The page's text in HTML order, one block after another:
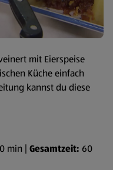
mit Eierspeise
Küche einfach
kannst du diese
min | Gesamtzeit: 60